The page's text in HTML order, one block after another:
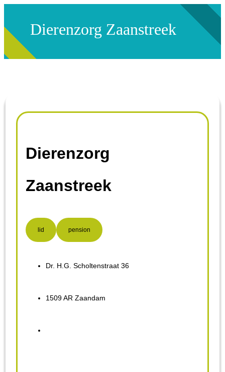
Dierenzorg Zaanstreek
Dierenzorg
Zaanstreek
lid pension
Dr. H.G. Scholtenstraat 36
1509 AR Zaandam